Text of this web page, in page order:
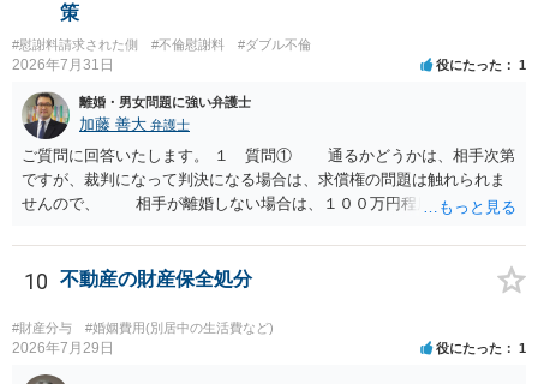
策
#慰謝料請求された側 #不倫慰謝料 #ダブル不倫
2026年7月31日 役にたった 1
離婚・男女問題に強い弁護士
加藤 善大 弁護士
ご質問に回答いたします。 １ 質問① 通るかどうかは、相手次第
ですが、裁判になって判決になる場合は、求償権の問題は触れられま
せんので、 相手が離婚しない場合は、１００万円程度となる可能
するデメリットはありますから（経済的、時間的、精神的負担等）、
反対にご自身が、裁判も辞さずという姿勢を示すことで、プラス
に働く可能性は有り得ます。 交渉で解決する多くの場合は、相手
が弁護士に依頼しているケースで、５０万円以下で合意できる場合は
稀であると思います。 通常は、６０万円から８０万円程度になる
ことが多いというのが私の印象です。 ２ 質問② ご記載の内容が
10 不動産の財産保全処分
#財産分与 #婚姻費用(別居中の生活費など)
2026年7月29日 役にたった 1